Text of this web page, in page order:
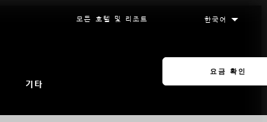
모든 호텔 및 리조트
기타
요금 확인